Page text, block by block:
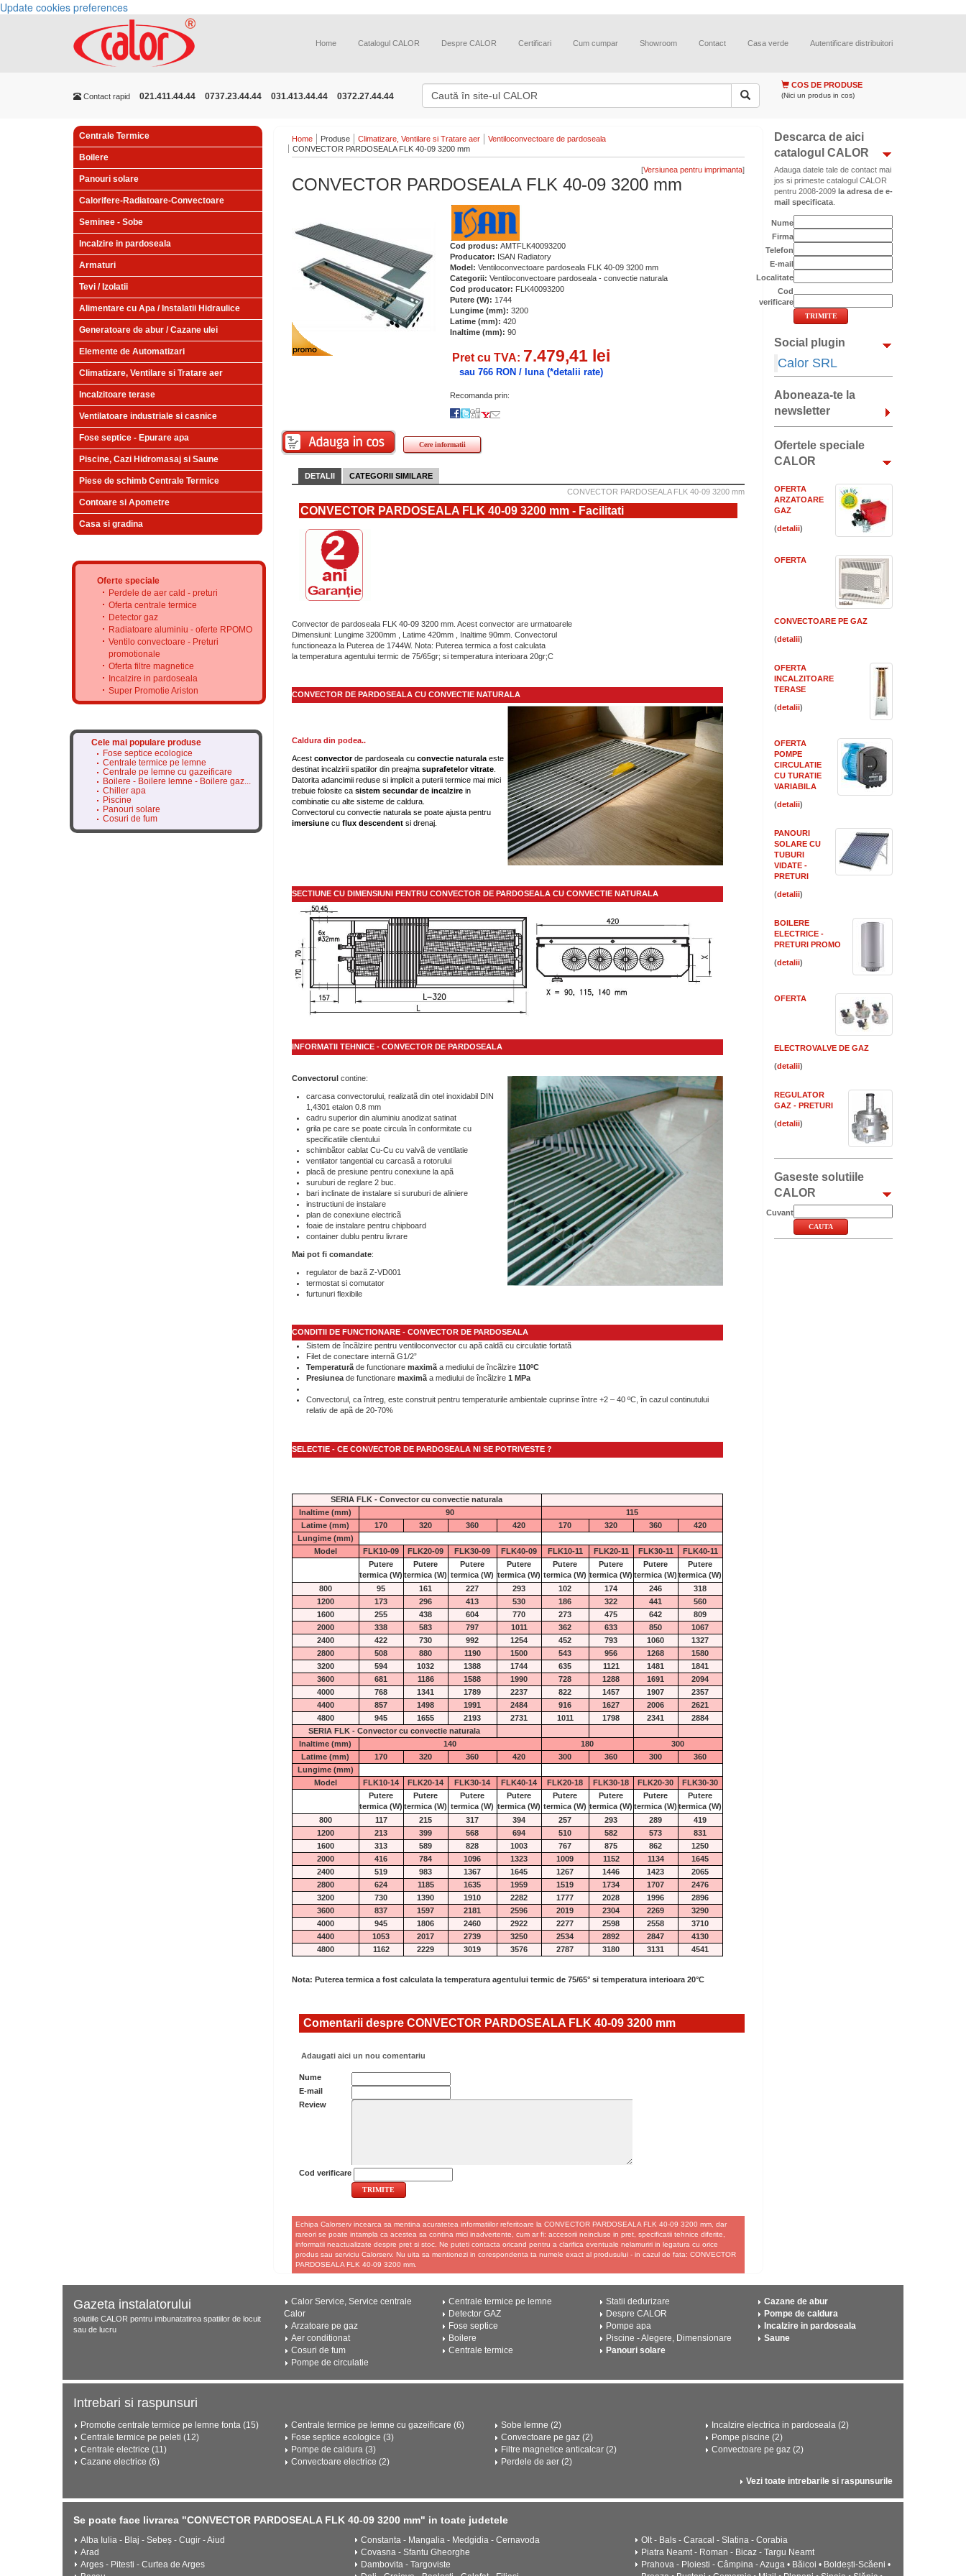
Update cookies preferences
Home Catalogul CALOR Despre CALOR Certificari Cum cumpar Showroom Contact Casa verde Autentificare distribuitori
Contact rapid 021.411.44.44 0737.23.44.44 031.413.44.44 0372.27.44.44
COS DE PRODUSE
(Nici un produs in cos)
Centrale Termice
Boilere
Panouri solare
Calorifere-Radiatoare-Convectoare
Seminee - Sobe
Incalzire in pardoseala
Armaturi
Tevi / Izolatii
Alimentare cu Apa / Instalatii Hidraulice
Generatoare de abur / Cazane ulei
Elemente de Automatizari
Climatizare, Ventilare si Tratare aer
Incalzitoare terase
Ventilatoare industriale si casnice
Fose septice - Epurare apa
Piscine, Cazi Hidromasaj si Saune
Piese de schimb Centrale Termice
Contoare si Apometre
Casa si gradina
Oferte speciale
Perdele de aer cald - preturi
Oferta centrale termice
Detector gaz
Radiatoare aluminiu - oferte RPOMO
Ventilo convectoare - Preturi
promotionale
Oferta filtre magnetice
Incalzire in pardoseala
Super Promotie Ariston
Cele mai populare produse
Fose septice ecologice
Centrale termice pe lemne
Centrale pe lemne cu gazeificare
Boilere - Boilere lemne - Boilere gaz...
Chiller apa
Piscine
Panouri solare
Cosuri de fum
Home Produse Climatizare, Ventilare si Tratare aer
Ventiloconvectoare de pardoseala
CONVECTOR PARDOSEALA FLK 40-09 3200 mm
[ ]
CONVECTOR PARDOSEALA FLK 40-09 3200 mm
Cod produs: AMTFLK40093200
Producator: ISAN Radiatory
Model: Ventiloconvectoare pardoseala FLK 40-09 3200 mm
Categorii: Ventiloconvectoare pardoseala - convectie naturala
Cod producator: FLK40093200
Putere (W): 1744
Lungime (mm): 3200
Latime (mm): 420
Inaltime (mm): 90
Pret cu TVA: 7.479,41 lei
sau 766 RON / luna (*detalii rate)
Recomanda prin:
Cere informatii
DETALII
CATEGORII SIMILARE
CONVECTOR PARDOSEALA FLK 40-09 3200 mm
CONVECTOR PARDOSEALA FLK 40-09 3200 mm - Facilitati
Convector de pardoseala FLK 40-09 3200 mm. Acest convector are urmatoarele
Dimensiuni: Lungime 3200mm , Latime 420mm , Inaltime 90mm. Convectorul
functioneaza la Puterea de 1744W. Nota: Puterea termica a fost calculata
la temperatura agentului termic de 75/65gr; si temperatura interioara 20gr;C
CONVECTOR DE PARDOSEALA CU CONVECTIE NATURALA
Caldura din podea..
Acest convectorde pardoseala cu convectie naturalaeste
destinat incalzirii spatiilor din preajma suprafetelor vitrate.
Datorita adancimii reduse si implicit a puterii termice mai mici
trebuie folosite ca sistem secundar de incalzire in
combinatie cu alte sisteme de caldura.
Convectorul cu convectie naturala se poate ajusta pentru
imersiune cu flux descendent si drenaj.
SECTIUNE CU DIMENSIUNI PENTRU CONVECTOR DE PARDOSEALA CU CONVECTIE NATURALA
INFORMATII TEHNICE - CONVECTOR DE PARDOSEALA
Convectorul contine:
carcasa convectorului, realizatã din otel inoxidabil DIN
1,4301 etalon 0.8 mm
cadru superior din aluminiu anodizat satinat
grila pe care se poate circula în conformitate cu
specificatiile clientului
schimbãtor cablat Cu-Cu cu valvã de ventilatie
ventilator tangential cu carcasã a rotorului
placã de presiune pentru conexiune la apã
suruburi de reglare 2 buc.
bari inclinate de instalare si suruburi de aliniere
instructiuni de instalare
plan de conexiune electricã
foaie de instalare pentru chipboard
container dublu pentru livrare
Mai pot fi comandate:
regulator de bazã Z-VD001
termostat si comutator
furtunuri flexibile
CONDITII DE FUNCTIONARE - CONVECTOR DE PARDOSEALA
Sistem de încãlzire pentru ventiloconvector cu apã caldã cu circulatie fortatã
Filet de conectare internã G1/2”
Temperaturã de functionare maximã a mediului de încãlzire 110ºC
Presiunea de functionare maximã a mediului de încãlzire 1 MPa
Convectorul, ca întreg, este construit pentru temperaturile ambientale cuprinse între +2 – 40 ºC, în cazul continutului
relativ de apã de 20-70%
SELECTIE - CE CONVECTOR DE PARDOSEALA NI SE POTRIVESTE ?
SERIA FLK - Convector cu convectie naturala
Inaltime (mm)
90
115
Latime (mm)
170 320 360 420 170 320 360
420
Lungime (mm)
Model
FLK10-09 FLK20-09 FLK30-09 FLK40-09 FLK10-11 FLK20-11 FLK30-11
FLK40-11
Putere
termica (W)
Putere
termica (W)
Putere
termica (W)
Putere
termica (W)
Putere
termica (W)
Putere
termica (W)
Putere
termica (W)
Putere
termica (W)
800
95 161 227 293 102 174 246
318
1200
173 296 413 530 186 322 441
560
1600
255 438 604 770 273 475 642
809
2000
338 583 797 1011 362 633 850
1067
2400
422 730 992 1254 452 793 1060
1327
2800
508 880 1190 1500 543 956 1268
1580
3200
594 1032 1388 1744 635 1121 1481
1841
3600
681 1186 1588 1990 728 1288 1691
2094
4000
768 1341 1789 2237 822 1457 1907
2357
4400
857 1498 1991 2484 916 1627 2006
2621
4800
945 1655 2193 2731 1011 1798 2341
2884
SERIA FLK - Convector cu convectie naturala
Inaltime (mm)
140 180
300
Latime (mm)
170 320 360 420 300 360 300
360
Lungime (mm)
Model
FLK10-14 FLK20-14 FLK30-14 FLK40-14 FLK20-18 FLK30-18 FLK20-30
FLK30-30
Putere
termica (W)
Putere
termica (W)
Putere
termica (W)
Putere
termica (W)
Putere
termica (W)
Putere
termica (W)
Putere
termica (W)
Putere
termica (W)
800
117 215 317 394 257 293 289
419
1200
213 399 568 694 510 582 573
831
1600
313 589 828 1003 767 875 862
1250
2000
416 784 1096 1323 1009 1152 1134
1645
2400
519 983 1367 1645 1267 1446 1423
2065
2800
624 1185 1635 1959 1519 1734 1707
2476
3200
730 1390 1910 2282 1777 2028 1996
2896
3600
837 1597 2181 2596 2019 2304 2269
3290
4000
945 1806 2460 2922 2277 2598 2558
3710
4400
1053 2017 2739 3250 2534 2892 2847
4130
4800
1162 2229 3019 3576 2787 3180 3131 4541
Nota: Puterea termica a fost calculata la temperatura agentului termic de 75/65° si temperatura interioara 20°C
Comentarii despre CONVECTOR PARDOSEALA FLK 40-09 3200 mm
Adaugati aici un nou comentariu
Nume
E-mail
Review
Cod verificare
Echipa Calorserv incearca sa mentina acuratetea informatiilor referitoare la CONVECTOR PARDOSEALA FLK 40-09 3200 mm, dar
rareori se poate intampla ca acestea sa contina mici inadvertente, cum ar fi: accesorii neincluse in pret, specificatii tehnice diferite,
informatii neactualizate despre pret si stoc. Ne puteti contacta oricand pentru a clarifica eventuale nelamuriri in legatura cu orice
produs sau serviciu Calorserv. Nu uita sa mentionezi in corespondenta ta numele exact al produsului - in cazul de fata: CONVECTOR
PARDOSEALA FLK 40-09 3200 mm.
Descarca de aici
catalogul CALOR
Adauga datele tale de contact mai
jos si primeste catalogul CALOR
pentru 2008-2009 la adresa de e-
mail specificata
Nume
Firma
Telefon
E-mail
Localitate
Cod
verificare
Social plugin
Calor SRL
Aboneaza-te la
newsletter
Ofertele speciale
CALOR
OFERTA
ARZATOARE
GAZ
( )
OFERTA
CONVECTOARE PE GAZ
( )
OFERTA
INCALZITOARE
TERASE
( )
OFERTA
POMPE
CIRCULATIE
CU TURATIE
VARIABILA
( )
PANOURI
SOLARE CU
TUBURI
VIDATE -
PRETURI
( )
BOILERE
ELECTRICE -
PRETURI PROMO
( )
OFERTA
ELECTROVALVE DE GAZ
( )
REGULATOR
GAZ - PRETURI
( )
Gaseste solutiile
CALOR
Cuvant
Gazeta instalatorului
solutiile CALOR pentru imbunatatirea spatiilor de locuit
sau de lucru
Calor Service, Service centrale
Calor
Arzatoare pe gaz
Aer conditionat
Cosuri de fum
Pompe de circulatie
Centrale termice pe lemne
Detector GAZ
Fose septice
Boilere
Centrale termice
Statii dedurizare
Despre CALOR
Pompe apa
Piscine - Alegere, Dimensionare
Panouri solare
Cazane de abur
Pompe de caldura
Incalzire in pardoseala
Saune
Intrebari si raspunsuri
Promotie centrale termice pe lemne fonta (15)
Centrale termice pe peleti (12)
Centrale electrice (11)
Cazane electrice (6)
Centrale termice pe lemne cu gazeificare (6)
Fose septice ecologice (3)
Pompe de caldura (3)
Convectoare electrice (2)
Sobe lemne (2)
Convectoare pe gaz (2)
Filtre magnetice anticalcar (2)
Perdele de aer (2)
Incalzire electrica in pardoseala (2)
Pompe piscine (2)
Convectoare pe gaz (2)
Vezi toate intrebarile si raspunsurile
Se poate face livrarea "CONVECTOR PARDOSEALA FLK 40-09 3200 mm" in toate judetele
Alba Iulia - Blaj - Sebeș - Cugir - Aiud
Arad
Arges - Pitesti - Curtea de Arges
Constanta - Mangalia - Medgidia - Cernavoda
Covasna - Sfantu Gheorghe
Dambovita - Targoviste
Olt - Bals - Caracal - Slatina - Corabia
Piatra Neamt - Roman - Bicaz - Targu Neamt
Prahova - Ploiesti - Câmpina - Azuga • Băicoi • Boldești-Scăeni •